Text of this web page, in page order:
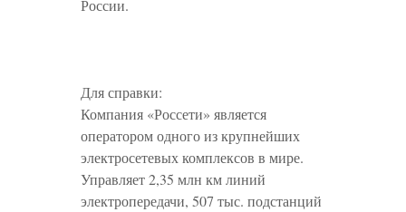
России.
Для справки:
Компания «Россети» является
оператором одного из крупнейших
электросетевых комплексов в мире.
Управляет 2,35 млн км линий
электропередачи, 507 тыс. подстанций